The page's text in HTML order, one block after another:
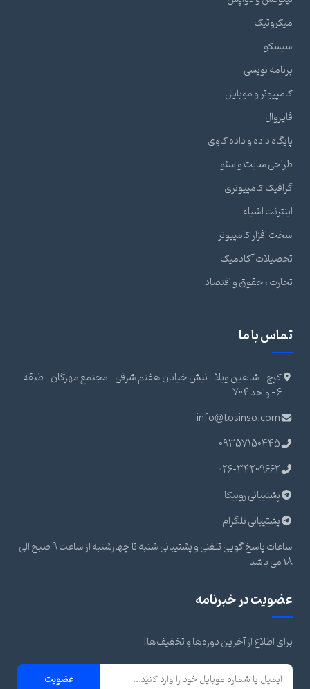
میکروتیک
سیسکو
برنامه نویسی
کامپیوتر و موبایل
فایروال
پایگاه داده و داده کاوی
طراحی سایت و سئو
گرافیک کامپیوتری
اینترنت اشیاء
سخت افزار کامپیوتر
تحصیلات آکادمیک
تجارت ، حقوق و اقتصاد
تماس با ما
کرج - شاهین ویلا - نبش خیابان هفتم شرقی - مجتمع مهرگان - طبقه
6 - واحد 704
info@tosinso.com
09357150445
026-34209662
پشتیبانی روبیکا
پشتیبانی تلگرام
ساعات پاسخ گویی تلفنی و پشتیبانی شنبه تا چهارشنبه از ساعت 9 صبح الی
18 می باشد
عضویت در خبرنامه
برای اطلاع از آخرین دوره‌ها و تخفیف‌ها!
عضویت